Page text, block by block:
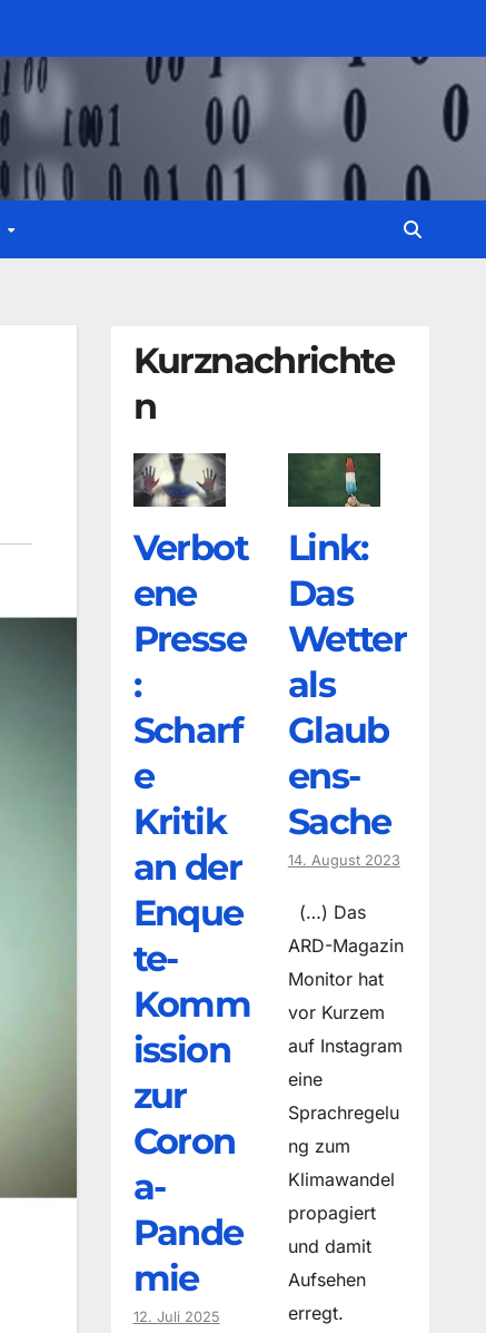
Kurznachrichte
n
Verbot
ene
Presse
:
Scharf
e
Kritik
an der
Enque
te-
Komm
ission
zur
Coron
a-
Pande
mie
12. Juli 2025
Link:
Das
Wetter
als
Glaub
ens-
Sache
14. August 2023
(…) Das
ARD-Magazin
Monitor hat
vor Kurzem
auf Instagram
eine
Sprachregelu
ng zum
Klimawandel
propagiert
und damit
Aufsehen
erregt.